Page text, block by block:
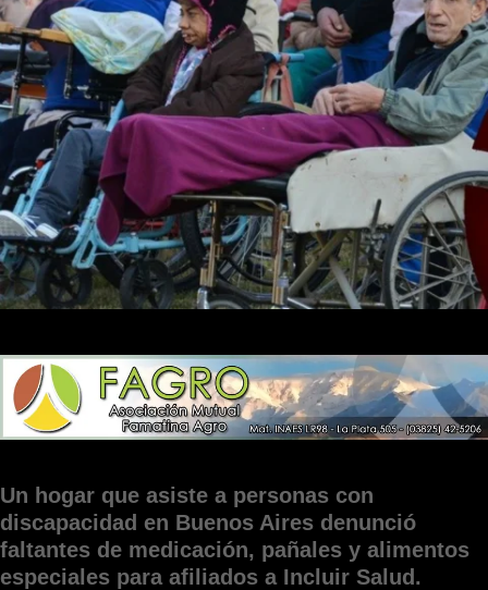
Un hogar que asiste a personas con
discapacidad en Buenos Aires denunció
faltantes de medicación, pañales y alimentos
especiales para afiliados a Incluir Salud.